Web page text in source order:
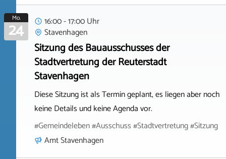
Mo.
24
16:00 - 17:00 Uhr
Stavenhagen
Sitzung des Bauausschusses der
Stadtvertretung der Reuterstadt
Stavenhagen
Diese Sitzung ist als Termin geplant, es liegen aber noch
keine Details und keine Agenda vor.
#Gemeindeleben #Ausschuss #Stadtvertretung #Sitzung
Amt Stavenhagen